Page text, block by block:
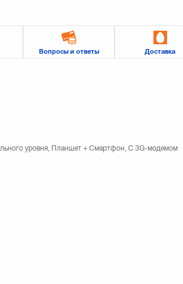
Вопросы и ответы Доставка
уровня, Планшет + Смартфон, С 3G-модемом